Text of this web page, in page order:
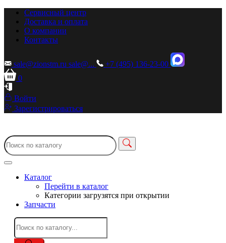
Сервисный центр
Доставка и оплата
О компании
Контакты
sale@zionstm.ru sale@...
+7 (495) 136-23-00
0
Войти
Зарегистрироваться
Каталог
Перейти в каталог
Категории загрузятся при открытии
Запчасти